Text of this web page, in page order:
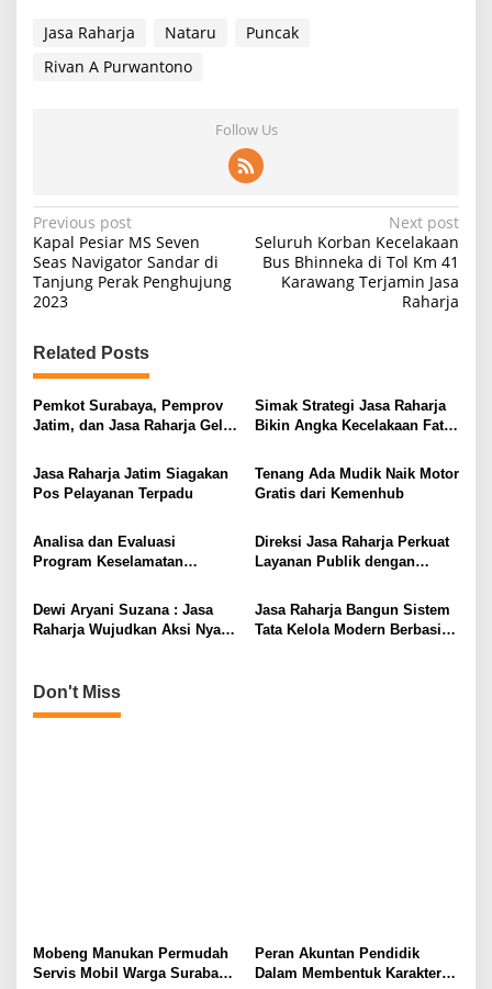
Jasa Raharja Nataru
Puncak
Rivan A Purwantono
Follow Us
P
o
s
n
a
v
g
a
t
i
o
n
Previous post
Kapal Pesiar MS Seven
Seas Navigator Sandar di
Tanjung Perak Penghujung
2023
Next post
Seluruh Korban Kecelakaan
Bus Bhinneka di Tol Km 41
Karawang Terjamin Jasa
Raharja
Related Posts
Pemkot Surabaya, Pemprov
Jatim, dan Jasa Raharja Gelar
Kendaraan
Simak Strategi Jasa Raharja
Bikin Angka Kecelakaan Fatal
Jasa Raharja Jatim Siagakan
Pos Pelayanan Terpadu
Tenang Ada Mudik Naik Motor
Gratis dari Kemenhub
Analisa dan Evaluasi
Program Keselamatan
Direksi Jasa Raharja Perkuat
Layanan Publik dengan
Pembayaran Keuangan
Dewi Aryani Suzana : Jasa
Raharja Wujudkan Aksi Nyata
Program BETA
Jasa Raharja Bangun Sistem
Tata Kelola Modern Berbasis
Don't Miss
Mobeng Manukan Permudah
Servis Mobil Warga Surabaya
Peran Akuntan Pendidik
Dalam Membentuk Karakter